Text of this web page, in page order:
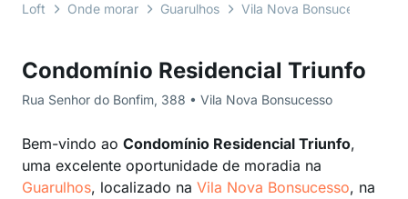
Condomínio Residencial Triunfo
Rua Senhor do Bonfim, 388 • Vila Nova Bonsucesso
Bem-vindo ao Condomínio Residencial Triunfo,
uma excelente oportunidade de moradia na
Guarulhos, localizado na Vila Nova Bonsucesso, na
Loft Onde morar Guarulhos Vila Nova Bonsucesso